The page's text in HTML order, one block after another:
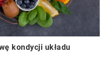
kondycji układu